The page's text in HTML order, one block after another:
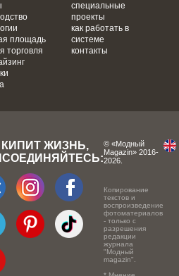
площадь
торговля
специальные
проекты
как работать в
системе
контакты
КИПИТ ЖИЗНЬ,
© «Модный
Magazin» 2016-
2026.
Копирование
текстов и
воспроизведение
фотоматериалов
- только с
разрешения
редакции
журнала
"Модный
magazin".